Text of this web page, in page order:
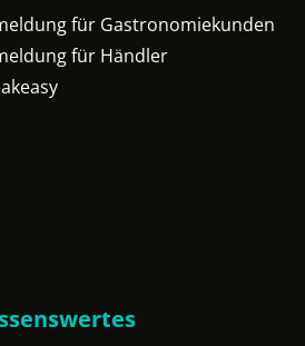
für Gastronomiekunden
für Händler